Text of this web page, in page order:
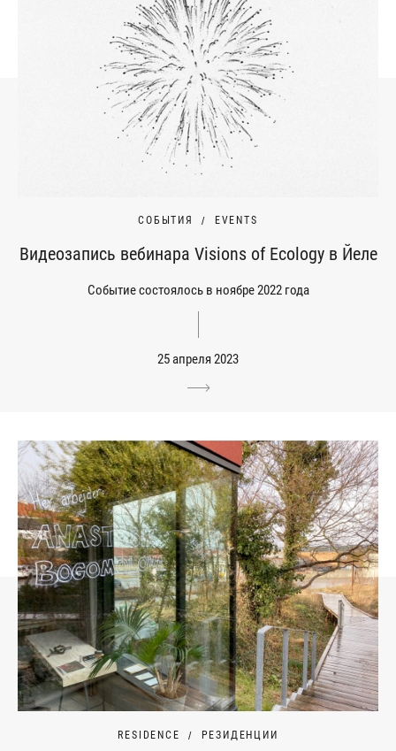
СОБЫТИЯ EVENTS
Видеозапись вебинара Visions of Ecology в Йеле
Событие состоялось в ноябре 2022 года
25 апреля 2023
RESIDENCE РЕЗИДЕНЦИИ